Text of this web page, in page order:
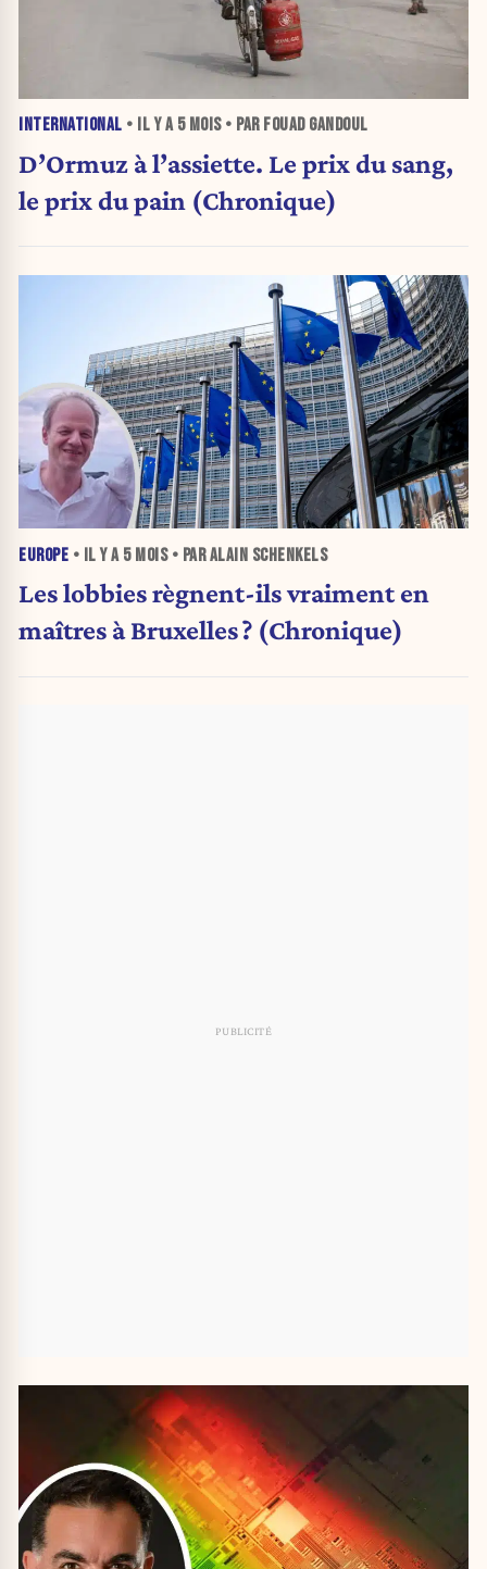
INTERNATIONAL • IL Y A 5 MOIS• PAR FOUAD GANDOUL
D’Ormuz à l’assiette. Le prix du sang,
le prix du pain (Chronique)
EUROPE • IL Y A 5 MOIS• PAR ALAIN SCHENKELS
Les lobbies règnent-ils vraiment en
maîtres à Bruxelles ? (Chronique)